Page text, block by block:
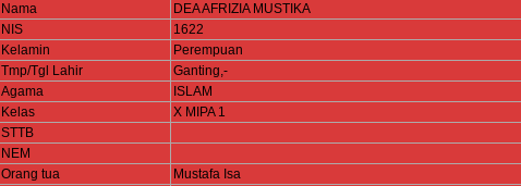
Nama
DEA AFRIZIA MUSTIKA
NIS
1622
Kelamin
Perempuan
Tmp/Tgl Lahir
Ganting,-
Agama
ISLAM
Kelas
X MIPA 1
STTB
NEM
Orang tua
Mustafa Isa